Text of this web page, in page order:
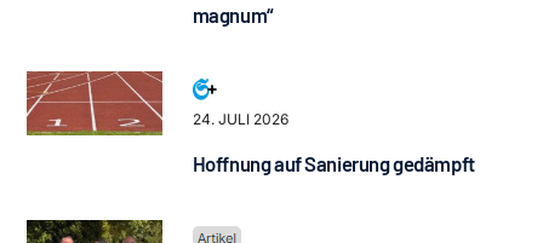
magnum“
24. JULI 2026
Hoffnung auf Sanierung gedämpft